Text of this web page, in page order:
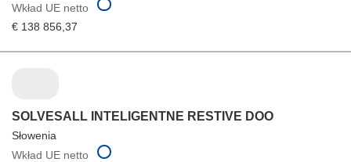
Wkład UE netto
€ 138 856,37
SOLVESALL INTELIGENTNE RESTIVE DOO
Słowenia
Wkład UE netto